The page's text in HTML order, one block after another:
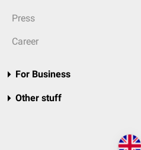
Press
Career
For Business
Other stuff